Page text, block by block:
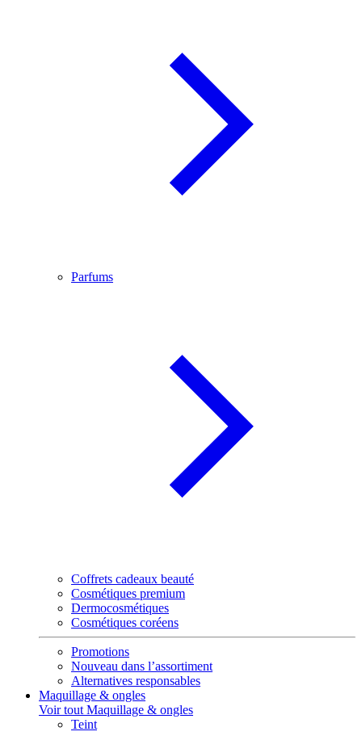
Parfums
Coffrets cadeaux beauté
Cosmétiques premium
Dermocosmétiques
Cosmétiques coréens
Promotions
Nouveau dans l’assortiment
Alternatives responsables
Maquillage & ongles
Voir tout Maquillage & ongles
Teint